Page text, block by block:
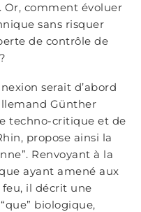
Or, comment évoluer
sans risquer
de contrôle de
serait d’abord
Günther
techno-critique et de
propose ainsi la
Renvoyant à la
ayant amené aux
il décrit une
biologique,